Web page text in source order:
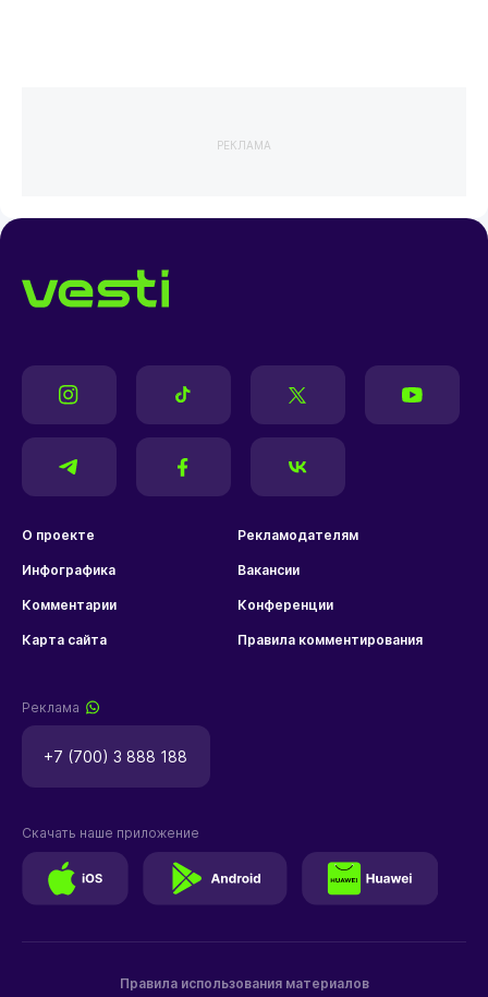
РЕКЛАМА
О проекте Рекламодателям
Инфографика Вакансии
Комментарии Конференции
Карта сайта Правила комментирования
Реклама
+7 (700) 3 888 188
Правила использования материалов
Скачать наше приложение